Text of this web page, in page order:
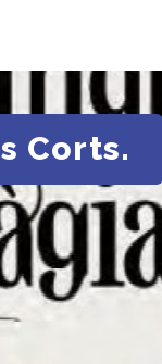
Corts.